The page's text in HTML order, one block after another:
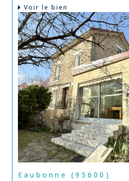
Voir le bien
Eaubonne (95600)